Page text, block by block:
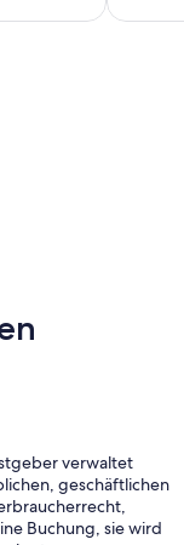
verwaltet
geschäftlichen
Buchung, sie wird